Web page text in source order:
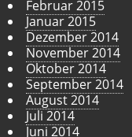
Februar 2015
Januar 2015
Dezember 2014
November 2014
Oktober 2014
September 2014
August 2014
Juli 2014
Juni 2014